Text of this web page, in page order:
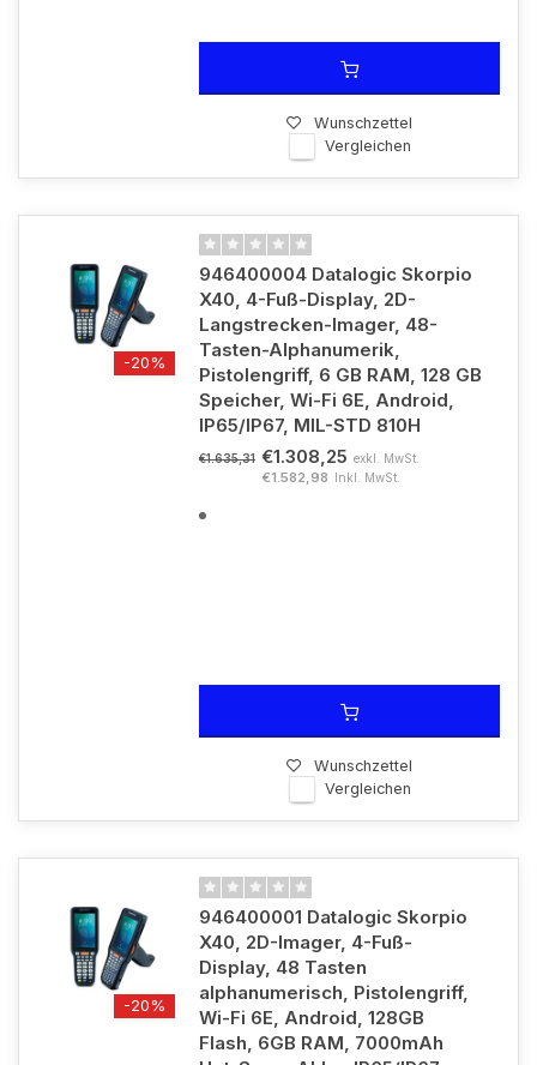
Wunschzettel
Vergleichen
-20%
946400004 Datalogic Skorpio
X40, 4-Fuß-Display, 2D-
Langstrecken-Imager, 48-
Tasten-Alphanumerik,
Pistolengriff, 6 GB RAM, 128 GB
Speicher, Wi-Fi 6E, Android,
IP65/IP67, MIL-STD 810H
€1.635,31 €1.308,25 exkl. MwSt.
€1.582,98 Inkl. MwSt.
Wunschzettel
Vergleichen
-20%
946400001 Datalogic Skorpio
X40, 2D-Imager, 4-Fuß-
Display, 48 Tasten
alphanumerisch, Pistolengriff,
Wi-Fi 6E, Android, 128GB
Flash, 6GB RAM, 7000mAh